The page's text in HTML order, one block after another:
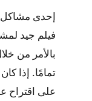
إحدى مشاكل
فيلم جيد
بالأمر من
تمامًا. إذا
على